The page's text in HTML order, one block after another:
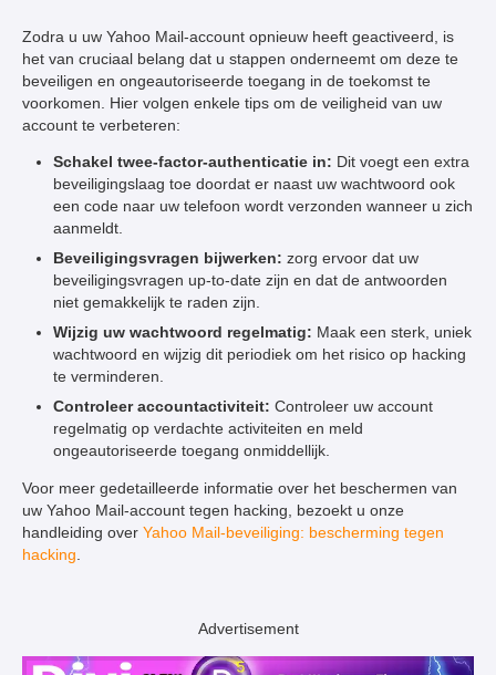
Zodra u uw Yahoo Mail-account opnieuw heeft geactiveerd, is
het van cruciaal belang dat u stappen onderneemt om deze te
beveiligen en ongeautoriseerde toegang in de toekomst te
voorkomen. Hier volgen enkele tips om de veiligheid van uw
account te verbeteren:
Schakel twee-factor-authenticatie in: Dit voegt een extra
beveiligingslaag toe doordat er naast uw wachtwoord ook
een code naar uw telefoon wordt verzonden wanneer u zich
aanmeldt.
Beveiligingsvragen bijwerken: zorg ervoor dat uw
beveiligingsvragen up-to-date zijn en dat de antwoorden
niet gemakkelijk te raden zijn.
Wijzig uw wachtwoord regelmatig: Maak een sterk, uniek
wachtwoord en wijzig dit periodiek om het risico op hacking
te verminderen.
Controleer accountactiviteit: Controleer uw account
regelmatig op verdachte activiteiten en meld
ongeautoriseerde toegang onmiddellijk.
Voor meer gedetailleerde informatie over het beschermen van
uw Yahoo Mail-account tegen hacking, bezoekt u onze
handleiding over Yahoo Mail-beveiliging: bescherming tegen
hacking
Advertisement